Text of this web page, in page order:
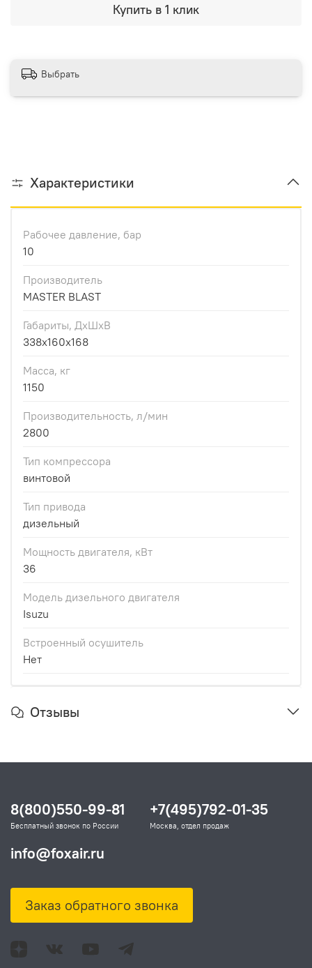
Купить в 1 клик
Выбрать
Характеристики
Рабочее давление, бар
10
Производитель
MASTER BLAST
Габариты, ДхШхВ
338x160x168
Масса, кг
1150
Производительность, л/мин
2800
Тип компрессора
винтовой
Тип привода
дизельный
Мощность двигателя, кВт
36
Модель дизельного двигателя
Isuzu
Встроенный осушитель
Нет
Отзывы
8(800)550-99-81
Бесплатный звонок по России
+7(495)792-01-35
Москва, отдел продаж
info@foxair.ru
Заказ обратного звонка